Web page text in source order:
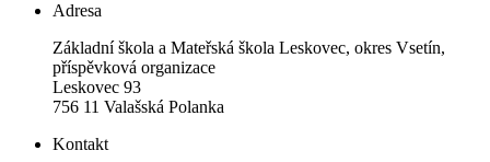
Adresa
Základní škola a Mateřská škola Leskovec, okres Vsetín,
příspěvková organizace
Leskovec 93
756 11 Valašská Polanka
Kontakt